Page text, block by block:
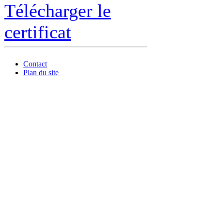
Télécharger le
certificat
Contact
Plan du site